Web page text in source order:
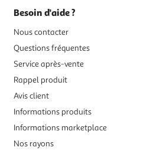
Besoin d'aide ?
Nous contacter
Questions fréquentes
Service après-vente
Rappel produit
Avis client
Informations produits
Informations marketplace
Nos rayons